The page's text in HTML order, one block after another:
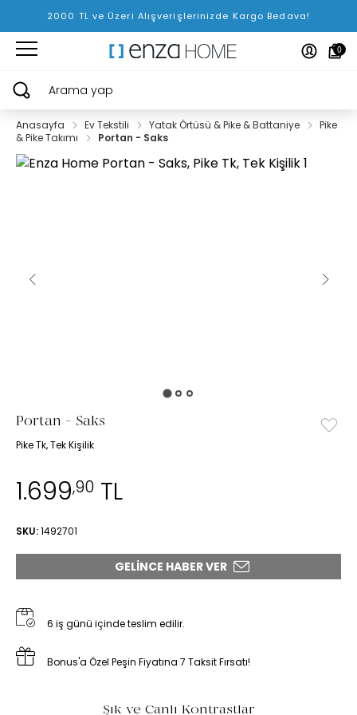
2000 TL ve Üzeri Alışverişlerinizde Kargo Bedava!
0
Arama yap
Anasayfa Ev Tekstili Yatak Örtüsü & Pike & Battaniye
Pike
& Pike Takımı
Portan - Saks
Portan - Saks
Pike Tk, Tek Kişilik
1.699,90 TL
SKU:1492701
GELINCE HABER VER
6 iş günü içinde teslim edilir.
Bonus'a Özel Peşin Fiyatına 7 Taksit Fırsatı!
Şık ve Canlı Kontrastlar